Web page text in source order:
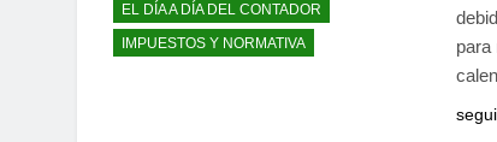
EL DÍA A DÍA DEL CONTADOR
IMPUESTOS Y NORMATIVA
para